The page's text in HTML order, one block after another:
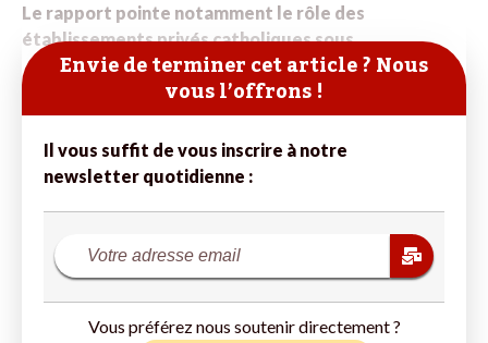
Le rapport pointe notamment le rôle des
établissements privés catholiques sous
Envie de terminer cet article ? Nous
vous l’offrons !
Il vous suffit de vous inscrire à notre
newsletter quotidienne :
Vous préférez nous soutenir directement ?